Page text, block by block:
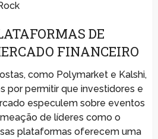
DE
FINANCEIRO
como Polymarket e Kalshi,
por permitir que investidores e
especulem sobre eventos
de líderes como o
plataformas oferecem uma